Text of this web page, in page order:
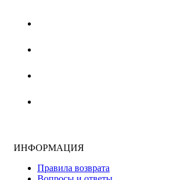
ИНФОРМАЦИЯ
Правила возврата